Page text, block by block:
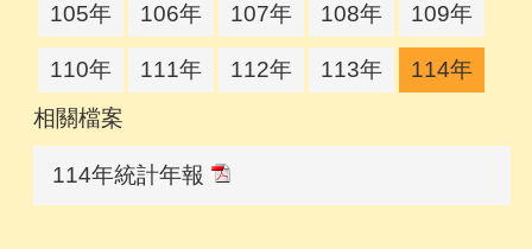
105年 106年 107年 108年 109年
110年 111年 112年 113年
114年
相關檔案
114年統計年報